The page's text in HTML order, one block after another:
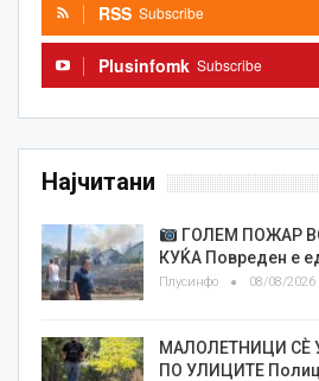
RSS Subscribe
Plusinfomk Subscribe
Најчитани
ГОЛЕМ ПОЖАР
КУЌА Повреден е
Плусинфо 08/08/2026
МАЛОЛЕТНИЦИ СÈ
ПО УЛИЦИТЕ